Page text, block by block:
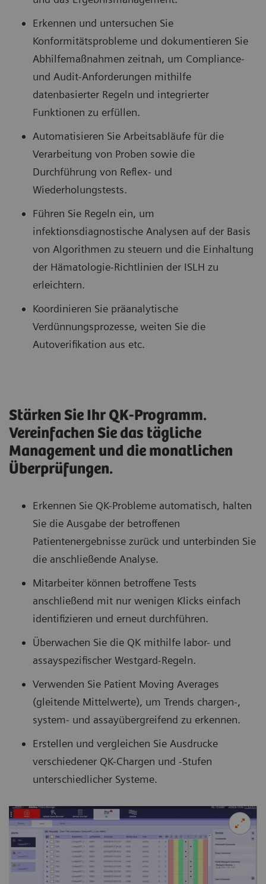
Erkennen und untersuchen Sie
Konformitätsprobleme und dokumentieren Sie
Abhilfemaßnahmen zeitnah, um Compliance-
und Audit-Anforderungen mithilfe
datenbasierter Regeln und integrierter
Funktionen zu erfüllen.
Automatisieren Sie Arbeitsabläufe für die
Verarbeitung von Proben sowie die
Durchführung von Reflex- und
Wiederholungstests.
Führen Sie Regeln ein, um
infektionsdiagnostische Analysen auf der Basis
von Algorithmen zu steuern und die Einhaltung
der Hämatologie-Richtlinien der ISLH zu
erleichtern.
Koordinieren Sie präanalytische
Verdünnungsprozesse, weiten Sie die
Autoverifikation aus etc.
Stärken Sie Ihr QK-Programm.
Vereinfachen Sie das tägliche
Management und die monatlichen
Überprüfungen.
Erkennen Sie QK-Probleme automatisch, halten
Sie die Ausgabe der betroffenen
Patientenergebnisse zurück und unterbinden Sie
die anschließende Analyse.
Mitarbeiter können betroffene Tests
anschließend mit nur wenigen Klicks einfach
identifizieren und erneut durchführen.
Überwachen Sie die QK mithilfe labor- und
assayspezifischer Westgard-Regeln.
Verwenden Sie Patient Moving Averages
(gleitende Mittelwerte), um Trends chargen-,
system- und assayübergreifend zu erkennen.
Erstellen und vergleichen Sie Ausdrucke
verschiedener QK-Chargen und -Stufen
unterschiedlicher Systeme.